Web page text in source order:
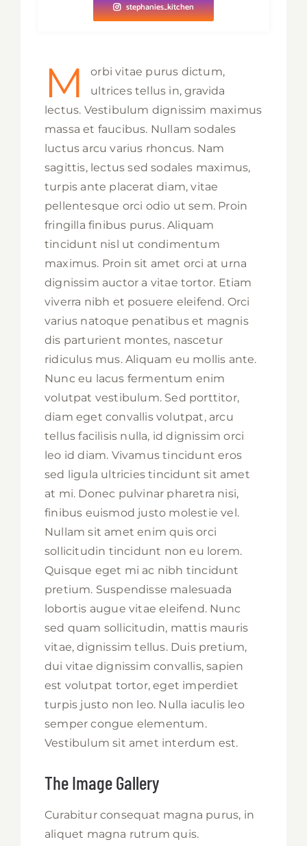
stephanies_kitchen
M
orbi vitae purus dictum,
ultrices tellus in, gravida
lectus. Vestibulum dignissim maximus
massa et faucibus. Nullam sodales
luctus arcu varius rhoncus. Nam
sagittis, lectus sed sodales maximus,
turpis ante placerat diam, vitae
pellentesque orci odio ut sem. Proin
fringilla finibus purus. Aliquam
tincidunt nisl ut condimentum
maximus. Proin sit amet orci at urna
dignissim auctor a vitae tortor. Etiam
viverra nibh et posuere eleifend. Orci
varius natoque penatibus et magnis
dis parturient montes, nascetur
ridiculus mus. Aliquam eu mollis ante.
Nunc eu lacus fermentum enim
volutpat vestibulum. Sed porttitor,
diam eget convallis volutpat, arcu
tellus facilisis nulla, id dignissim orci
leo id diam. Vivamus tincidunt eros
sed ligula ultricies tincidunt sit amet
at mi. Donec pulvinar pharetra nisi,
finibus euismod justo molestie vel.
Nullam sit amet enim quis orci
sollicitudin tincidunt non eu lorem.
Quisque eget mi ac nibh tincidunt
pretium. Suspendisse malesuada
lobortis augue vitae eleifend. Nunc
sed quam sollicitudin, mattis mauris
vitae, dignissim tellus. Duis pretium,
dui vitae dignissim convallis, sapien
est volutpat tortor, eget imperdiet
turpis justo non leo. Nulla iaculis leo
semper congue elementum.
Vestibulum sit amet interdum est.
The Image Gallery
Curabitur consequat magna purus, in
aliquet magna rutrum quis.